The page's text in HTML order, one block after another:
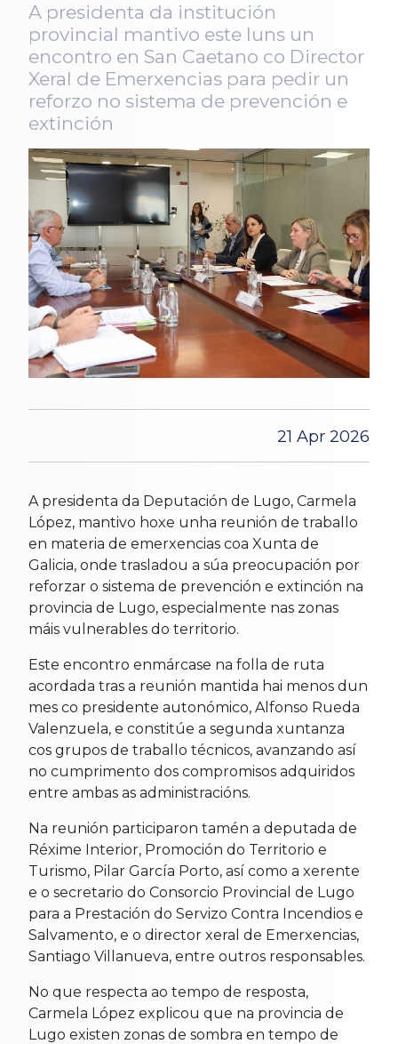
A presidenta da institución
provincial mantivo este luns un
encontro en San Caetano co Director
Xeral de Emerxencias para pedir un
reforzo no sistema de prevención e
extinción
21 Apr 2026
A presidenta da Deputación de Lugo, Carmela
López, mantivo hoxe unha reunión de traballo
en materia de emerxencias coa Xunta de
Galicia, onde trasladou a súa preocupación por
reforzar o sistema de prevención e extinción na
provincia de Lugo, especialmente nas zonas
máis vulnerables do territorio.
Este encontro enmárcase na folla de ruta
acordada tras a reunión mantida hai menos dun
mes co presidente autonómico, Alfonso Rueda
Valenzuela, e constitúe a segunda xuntanza
cos grupos de traballo técnicos, avanzando así
no cumprimento dos compromisos adquiridos
entre ambas as administracións.
Na reunión participaron tamén a deputada de
Réxime Interior, Promoción do Territorio e
Turismo, Pilar García Porto, así como a xerente
e o secretario do Consorcio Provincial de Lugo
para a Prestación do Servizo Contra Incendios e
Salvamento, e o director xeral de Emerxencias,
Santiago Villanueva, entre outros responsables.
No que respecta ao tempo de resposta,
Carmela López explicou que na provincia de
Lugo existen zonas de sombra en tempo de